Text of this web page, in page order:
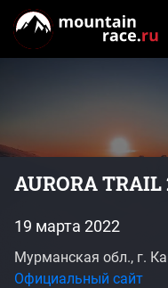
AURORA TRAIL
19 марта 2022
Мурманская обл., г.
Официальный сайт